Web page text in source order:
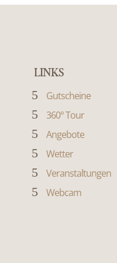
LINKS
5 Gutscheine
5 360° Tour
5 Angebote
5 Wetter
5 Veranstaltungen
5 Webcam